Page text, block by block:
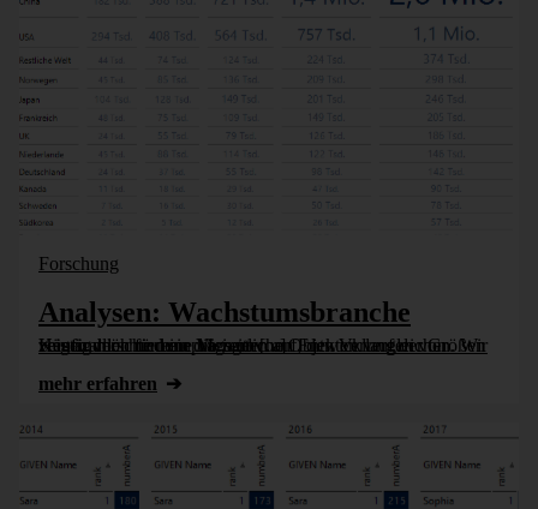
Forschung
Analysen: Wachstumsbranche
Häufig möchte man die zeitlichen Entwicklungen von Kennzahlen für eine Menge von Objekten vergleichen. Wir zeigen verschiedene Varianten auf, den Verlauf der Größen verständlich und einprägsam [...]
mehr erfahren